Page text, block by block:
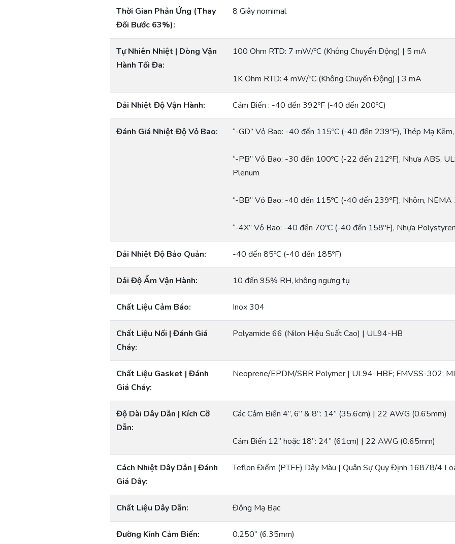
Thời Gian Phản Ứng (Thay
Đổi Bước 63%):
8 Giây nomimal
Tự Nhiên Nhiệt | Dòng Vận
Hành Tối Đa:
100 Ohm RTD: 7 mW/ºC (Không Chuyển Động) | 5 mA
1K Ohm RTD: 4 mW/ºC (Không Chuyển Động) | 3 mA
Dải Nhiệt Độ Vận Hành: Cảm Biến : -40 đến 392ºF (-40 đến 200ºC)
Đánh Giá Nhiệt Độ Vỏ Bao: “-GD” Vỏ Bao: -40 đến 115ºC (-40 đến 239ºF), Thép Mạ
“-PB” Vỏ Bao: -30 đến 100ºC (-22 đến 212ºF), Nhựa ABS,
Plenum
“-BB” Vỏ Bao: -40 đến 115ºC (-40 đến 239ºF), Nhôm,
“-4X” Vỏ Bao: -40 đến 70ºC (-40 đến 158ºF), Nhựa
Dải Nhiệt Độ Bảo Quản: -40 đến 85ºC (-40 đến 185ºF)
Dải Độ Ẩm Vận Hành: 10 đến 95% RH, không ngưng tụ
Chất Liệu Cảm Báo: Inox 304
Chất Liệu Nối | Đánh Giá
Cháy:
Polyamide 66 (Nilon Hiệu Suất Cao) | UL94-HB
Chất Liệu Gasket | Đánh
Giá Cháy:
Neoprene/EPDM/SBR Polymer | UL94-HBF; FMVSS-302;
Độ Dài Dây Dẫn | Kích Cỡ
Dẫn:
Các Cảm Biến 4”, 6” & 8”: 14” (35.6cm) | 22 AWG (0.65mm)
Cảm Biến 12” hoặc 18”: 24” (61cm) | 22 AWG (0.65mm)
Cách Nhiệt Dây Dẫn | Đánh
Giá Dây:
Teflon Điểm (PTFE) Dây Màu | Quân Sự Quy Định 16878/4
Chất Liệu Dây Dẫn: Đồng Mạ Bạc
Đường Kính Cảm Biến: 0.250” (6.35mm)